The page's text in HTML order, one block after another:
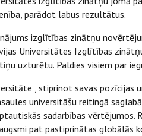
parādot labus rezultātus.
izglītības zinātņu
Universitātes Izglītības
uzturētu. Paldies visiem par
, stiprinot savas pozīcijas
universitāšu reitingā
sadarbības
pat pastiprinātas globālās